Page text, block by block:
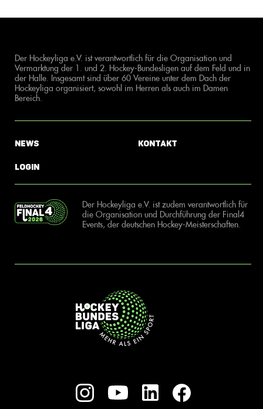
Der Hockeyliga e.V. ist verantwortlich für die Organisation und
Vermarktung der 1. und 2. Hockey-Bundesligen auf dem Feld und in
der Halle. Insgesamt sind über 60 Vereine unter dem Dach der
Hockeyliga organisiert, sowohl im Herren als auch im Damen
Bereich.
News
Login
Kontakt
Der Hockeyliga e.V. ist zudem verantwortlich für
die Organisation und Durchführung der Final4
Events, der deutschen Hockey-Meisterschaften.